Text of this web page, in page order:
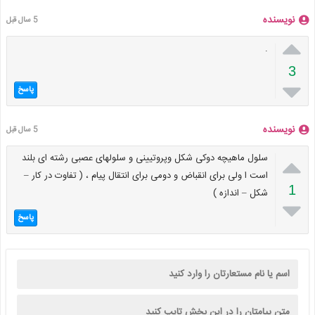
نویسنده 5 سال قبل

3

.
پاسخ
نویسنده 5 سال قبل

1

سلول ماهیچه دوکی شکل وپروتیینی و سلولهای عصبی رشته ای بلند
است ا ولی برای انقباض و دومی برای انتقال پیام ، ( تفاوت در کار –
شکل – اندازه )
پاسخ